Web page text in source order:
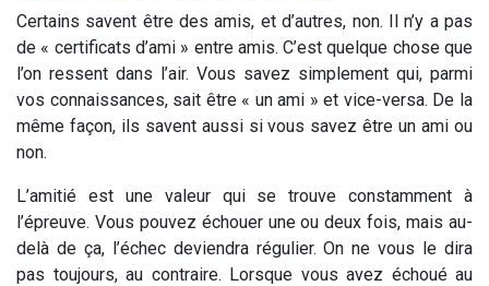
Certains savent être des amis, et d’autres, non. Il n’y a pas
de « certificats d’ami » entre amis. C’est quelque chose que
l’on ressent dans l’air. Vous savez simplement qui, parmi
vos connaissances, sait être « un ami » et vice-versa. De la
même façon, ils savent aussi si vous savez être un ami ou
non.
L’amitié est une valeur qui se trouve constamment à
l’épreuve. Vous pouvez échouer une ou deux fois, mais au-
delà de ça, l’échec deviendra régulier. On ne vous le dira
pas toujours, au contraire. Lorsque vous avez échoué au